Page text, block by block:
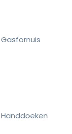
Gasfornuis
Handdoeken